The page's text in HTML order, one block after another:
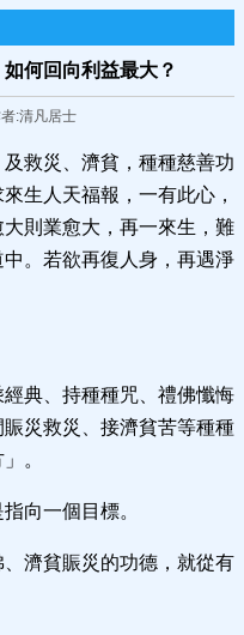
何回向利益最大？
:清凡居士
救災、濟貧，種種慈善功
生人天福報，一有此心，
則業愈大，再一來生，難
。若欲再復人身，再遇淨
典、持種種咒、禮佛懺悔
災救災、接濟貧苦等種種
。
向一個目標。
濟貧賑災的功德，就從有